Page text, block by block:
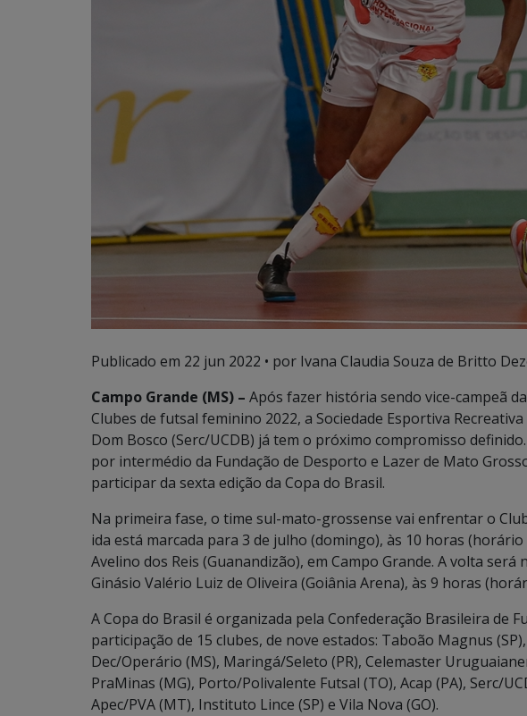
Publicado em 22 jun 2022 • por Ivana Claudia Souza de Britto
Campo Grande (MS) – Após fazer história sendo vice-campeã
Clubes de futsal feminino 2022, a Sociedade Esportiva
Dom Bosco (Serc/UCDB) já tem o próximo compromisso
por intermédio da Fundação de Desporto e Lazer de Mato
participar da sexta edição da Copa do Brasil.
Na primeira fase, o time sul-mato-grossense vai enfrentar o
ida está marcada para 3 de julho (domingo), às 10 horas
Avelino dos Reis (Guanandizão), em Campo Grande. A volta
Ginásio Valério Luiz de Oliveira (Goiânia Arena), às 9 horas
A Copa do Brasil é organizada pela Confederação Brasileira de
participação de 15 clubes, de nove estados: Taboão Magnus
Dec/Operário (MS), Maringá/Seleto (PR), Celemaster
PraMinas (MG), Porto/Polivalente Futsal (TO), Acap (PA), Serc/
Apec/PVA (MT), Instituto Lince (SP) e Vila Nova (GO).